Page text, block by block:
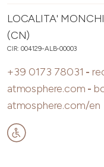
LOCALITA'
(CN)
CIR: 004129-ALB-00003
+39 0173 78031 -
atmosphere.com -
atmosphere.com/en